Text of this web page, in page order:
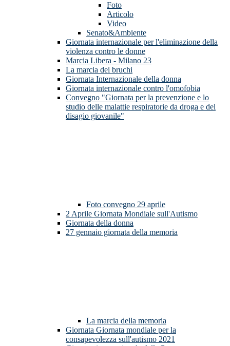
Foto
Articolo
Video
Senato&Ambiente
Giornata internazionale per l'eliminazione della
violenza contro le donne
Marcia Libera - Milano 23
La marcia dei bruchi
Giornata Internazionale della donna
Giornata internazionale contro l'omofobia
Convegno "Giornata per la prevenzione e lo
studio delle malattie respiratorie da droga e del
disagio giovanile"
Foto convegno 29 aprile
2 Aprile Giornata Mondiale sull'Autismo
Giornata della donna
27 gennaio giornata della memoria
La marcia della memoria
Giornata Giornata mondiale per la
consapevolezza sull'autismo 2021